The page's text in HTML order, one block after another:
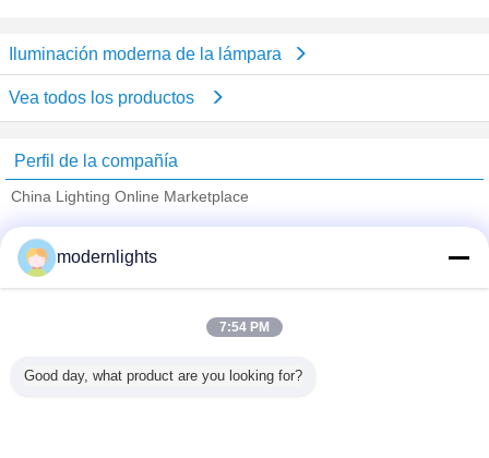
Iluminación moderna de la lámpara
Vea todos los productos
Perfil de la compañía
China Lighting Online Marketplace
Trust Seal
Verified Suplier
Todos los productos
modernlights
7:54 PM
Good day, what product are you looking for?